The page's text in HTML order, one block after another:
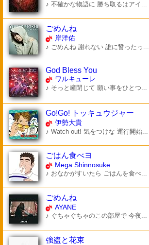
♪ 不確かな物語に 勝ち取るはアイ...
ごめんね
岸洋佑
♪ ごめんね 謝れない 誰に誓ったっ...
God Bless You
ワルキューレ
♪ そっと瞳閉じて 願い事をひとつ...
Go!Go! トッキュウジャー
伊勢大貴
♪ Watch out! 気をつけな 運行開始...
ごはん食べヨ
Mega Shinnosuke
♪ おなかがすいたら ごはんを食べ...
ごめんね
AYANE
♪ ぐちゃぐちゃのこの部屋で 今夜...
強盗と花束